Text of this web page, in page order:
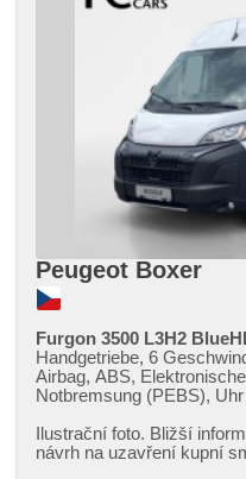
Peugeot Boxer
Furgon 3500 L3H2
Handgetriebe, 6
Airbag, ABS,
Notbremsung (PEBS),
Bordcomputer, parkovací
Multifunktionslenkrad,
Ilustrační foto. Bližší
návrh na uzavření kupní